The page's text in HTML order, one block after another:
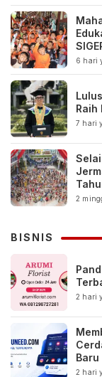
6 hari
Raih
7 hari
2
BISNIS
2 hari
Baru
2 hari